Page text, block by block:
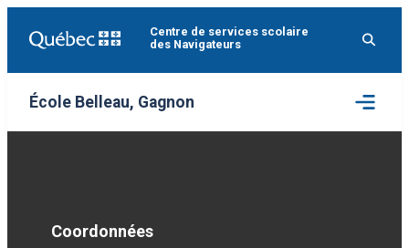
Centre de services scolaire
des Navigateurs
École Belleau, Gagnon
Ouvrir
le
menu
Coordonnées